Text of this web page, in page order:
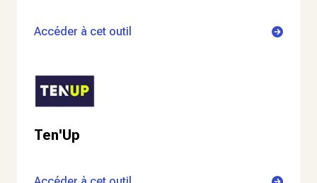
Accéder à cet outil
Ten'Up